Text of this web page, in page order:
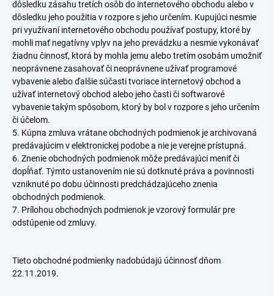
dôsledku zásahu tretích osôb do internetového obchodu alebo v
dôsledku jeho použitia v rozpore s jeho určením. Kupujúci nesmie
pri využívaní internetového obchodu používať postupy, ktoré by
mohli mať negatívny vplyv na jeho prevádzku a nesmie vykonávať
žiadnu činnosť, ktorá by mohla jemu alebo tretím osobám umožniť
neoprávnene zasahovať či neoprávnene užívať programové
vybavenie alebo ďalšie súčasti tvoriace internetový obchod a
užívať internetový obchod alebo jeho časti či softwarové
vybavenie takým spôsobom, ktorý by bol v rozpore s jeho určením
či účelom.
5. Kúpna zmluva vrátane obchodných podmienok je archivovaná
predávajúcim v elektronickej podobe a nie je verejne prístupná.
6. Znenie obchodných podmienok môže predávajúci meniť či
dopĺňať. Týmto ustanovením nie sú dotknuté práva a povinnosti
vzniknuté po dobu účinnosti predchádzajúceho znenia
obchodných podmienok.
7. Prílohou obchodných podmienok je vzorový formulár pre
odstúpenie od zmluvy.
Tieto obchodné podmienky nadobúdajú účinnosť dňom
22.11.2019.